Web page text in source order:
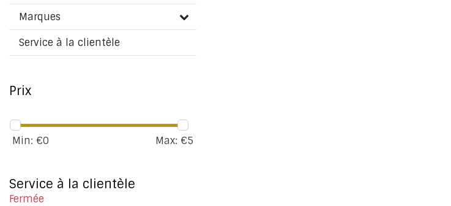
Marques
Service à la clientèle
Prix
Min: €0 Max: €5
Service à la clientèle
Fermée